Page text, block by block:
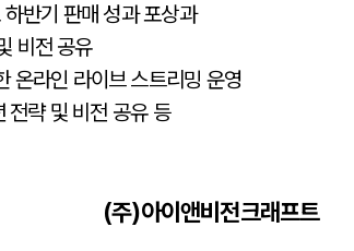
하반기 판매 성과 포상과
비전 공유
온라인 라이브 스트리밍 운영
전략 및 비전 공유 등
(주)아이앤비전크래프트